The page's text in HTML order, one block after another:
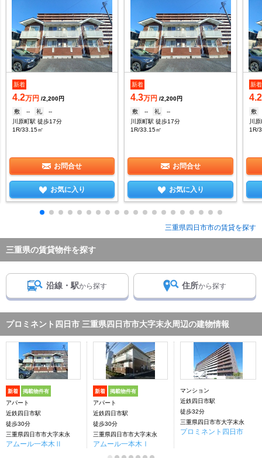
新着
4.2万円 /2,200円
敷
-- 礼
--
川原町駅 徒歩17分
1R/33.15㎡
お問合せ
お気に入り
新着
4.3万円 /2,200円
敷
-- 礼
--
川原町駅 徒歩17分
1R/33.15㎡
お問合せ
お気に入り
新着
4.2
敷
川
1R/
三重県四日市市の賃貸を探す
三重県の賃貸物件を探す
沿線・駅から探す 住所から探す
プロミネント四日市 三重県四日市市大字末永周辺の建物情報
新着 掲載物件有
アパート
近鉄四日市駅
徒歩30分
三重県四日市市大字末永
アムール一本木Ⅱ
新着 掲載物件有
アパート
近鉄四日市駅
徒歩30分
三重県四日市市大字末永
アムール一本木Ⅰ
マンション
近鉄四日市駅
徒歩32分
三重県四日市市大字末永
プロミネント四日市